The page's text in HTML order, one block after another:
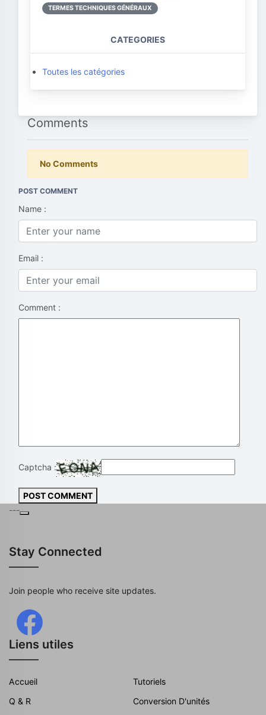
TERMES TECHNIQUES GÉNÉRAUX
CATEGORIES
Toutes les catégories
Comments
No Comments
POST COMMENT
Name :
Email :
Comment :
Captcha :
POST COMMENT
---
Stay Connected
Join people who receive site updates.
Liens utiles
Accueil
Tutoriels
Q & R
Conversion D'unités